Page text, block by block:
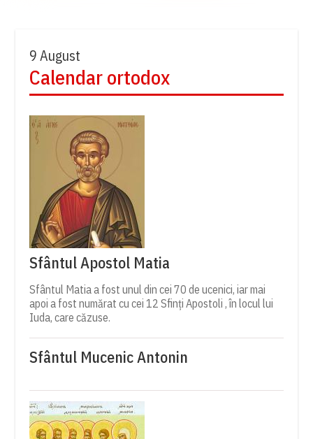
9 August
Calendar ortodox
Sfântul Apostol Matia
Sfântul Matia a fost unul din cei 70 de ucenici, iar mai
apoi a fost numărat cu cei 12 Sfinți Apostoli , în locul lui
Iuda, care căzuse.
Sfântul Mucenic Antonin